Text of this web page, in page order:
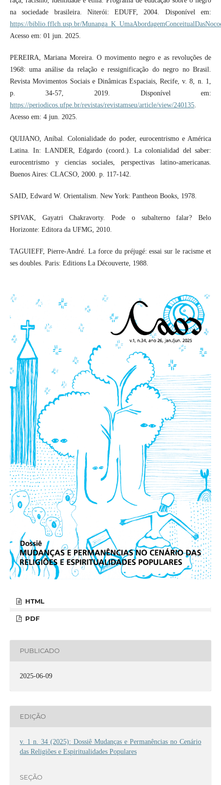
na sociedade brasileira. Niterói: EDUFF, 2004. Disponível em:
https://biblio.fflch.usp.br/
Acesso em: 01 jun. 2025.
PEREIRA, Mariana Moreira. O movimento negro e as revoluções de
1968: uma análise da relação e ressignificação do negro no Brasil.
Revista Movimentos Sociais e Dinâmicas Espaciais, Recife, v. 8, n. 1,
p. 34-57, 2019. Disponível em:
https://periodicos.ufpe.br/revistas/revistamseu/article/view/240135.
Acesso em: 4 jun. 2025.
QUIJANO, Aníbal. Colonialidade do poder, eurocentrismo e América
Latina. In: LANDER, Edgardo (coord.). La colonialidad del saber:
eurocentrismo y ciencias sociales, perspectivas latino-americanas.
Buenos Aires: CLACSO, 2000. p. 117-142.
SAID, Edward W. Orientalism. New York: Pantheon Books, 1978.
SPIVAK, Gayatri Chakravorty. Pode o subalterno falar? Belo
Horizonte: Editora da UFMG, 2010.
TAGUIEFF, Pierre-André. La force du préjugé: essai sur le racisme et
ses doubles. Paris: Editions La Découverte, 1988.
HTML
PDF
PUBLICADO
2025-06-09
EDIÇÃO
v. 1 n. 34 (2025): Dossiê Mudanças e Permanências no Cenário
das Religiões e Espiritualidades Populares
SEÇÃO